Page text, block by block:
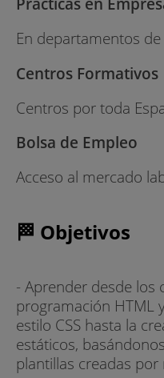
En departamentos
Centros Formativos
Centros por toda
Bolsa de Empleo
Acceso al mercado
🏁 Objetivos
- Aprender desde los
programación HTML
estilo CSS hasta la
estáticos,
plantillas creadas